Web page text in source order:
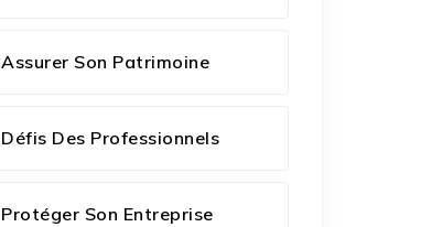
Assurer Son Patrimoine
Défis Des Professionnels
Protéger Son Entreprise